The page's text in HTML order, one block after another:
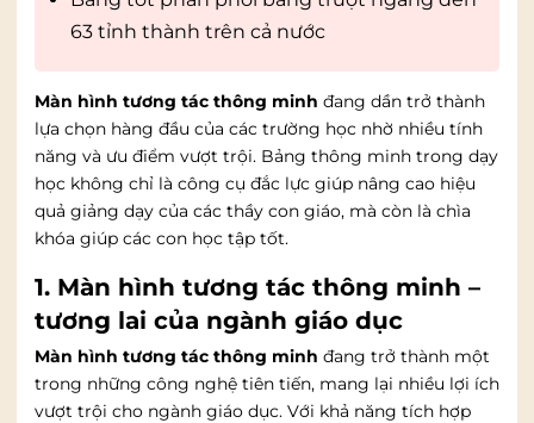
63 tỉnh thành trên cả nước
Màn hình tương tác thông minh đang dần trở thành
lựa chọn hàng đầu của các trường học nhờ nhiều tính
năng và ưu điểm vượt trội. Bảng thông minh trong dạy
học không chỉ là công cụ đắc lực giúp nâng cao hiệu
quả giảng dạy của các thầy con giáo, mà còn là chìa
khóa giúp các con học tập tốt.
1. Màn hình tương tác thông minh –
tương lai của ngành giáo dục
Màn hình tương tác thông minh đang trở thành một
trong những công nghệ tiên tiến, mang lại nhiều lợi ích
vượt trội cho ngành giáo dục. Với khả năng tích hợp